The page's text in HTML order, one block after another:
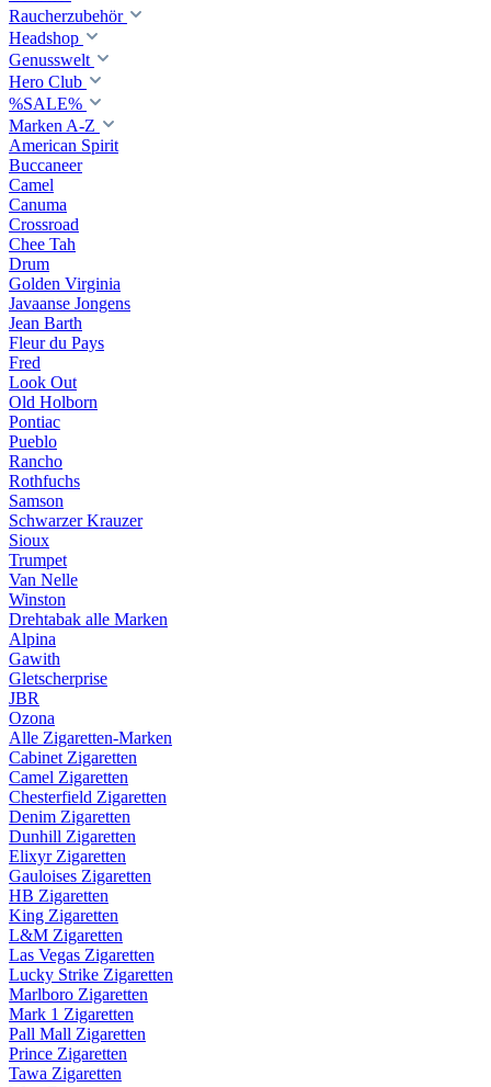
Raucherzubehör
Headshop
Genusswelt
Hero Club
%SALE%
Marken A-Z
American Spirit
Buccaneer
Camel
Canuma
Crossroad
Сhee Tah
Drum
Golden Virginia
Javaanse Jongens
Jean Barth
Fleur du Pays
Fred
Look Out
Old Holborn
Pontiac
Pueblo
Rancho
Rothfuchs
Samson
Schwarzer Krauzer
Sioux
Trumpet
Van Nelle
Winston
Drehtabak alle Marken
Alpina
Gawith
Gletscherprise
JBR
Ozona
Alle Zigaretten-Marken
Cabinet Zigaretten
Camel Zigaretten
Chesterfield Zigaretten
Denim Zigaretten
Dunhill Zigaretten
Elixyr Zigaretten
Gauloises Zigaretten
HB Zigaretten
King Zigaretten
L&M Zigaretten
Las Vegas Zigaretten
Lucky Strike Zigaretten
Marlboro Zigaretten
Mark 1 Zigaretten
Pall Mall Zigaretten
Prince Zigaretten
Tawa Zigaretten